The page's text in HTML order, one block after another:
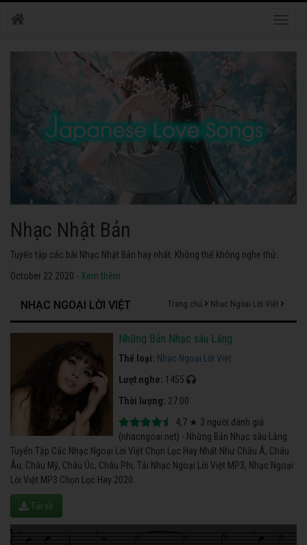
Nhạc Nhật Bản
Tuyển tập các bài Nhạc Nhật Bản hay nhất. Không thể không nghe thử.
October 22 2020 - Xem thêm
NHẠC NGOẠI LỜI VIỆT Trang chủ Nhạc Ngoại Lời Việt
Những Bản Nhạc sâu Lắng
Thể loại: Nhạc Ngoại Lời Việt
Lượt nghe: 1455
Thời lượng: 27:00
4,7 ★ 3 người đánh giá
(nhacngoai.net) - Những Bản Nhạc sâu Lắng.
Tuyển Tập Các Nhạc Ngoại Lời Việt Chọn Lọc Hay Nhất Như Châu Á, Châu
Âu, Châu Mỹ, Châu Úc, Châu Phi, Tải Nhạc Ngoại Lời Việt MP3, Nhạc Ngoại
Lời Việt MP3 Chọn Lọc Hay 2020.
Tải về